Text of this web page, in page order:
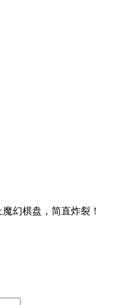
幻棋盘，简直炸裂！